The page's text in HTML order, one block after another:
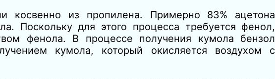
косвенно из пропилена. Примерно 83% ацетона
Поскольку для этого процесса требуется фенол,
фенола. В процессе получения кумола бензол
кумола, который окисляется воздухом с